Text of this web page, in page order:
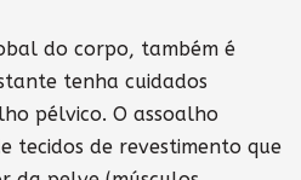
do corpo, também é
tenha cuidados
pélvico. O assoalho
tecidos de revestimento que